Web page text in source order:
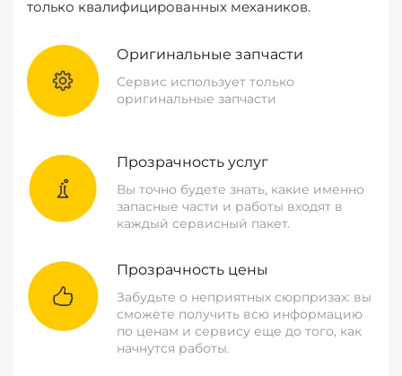
только квалифицированных механиков.
Оригинальные запчасти
Сервис использует только
оригинальные запчасти
Прозрачность услуг
Вы точно будете знать, какие именно
запасные части и работы входят в
каждый сервисный пакет.
Прозрачность цены
Забудьте о неприятных сюрпризах: вы
сможете получить всю информацию
по ценам и сервису еще до того, как
начнутся работы.